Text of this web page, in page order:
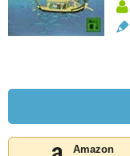
Amazon